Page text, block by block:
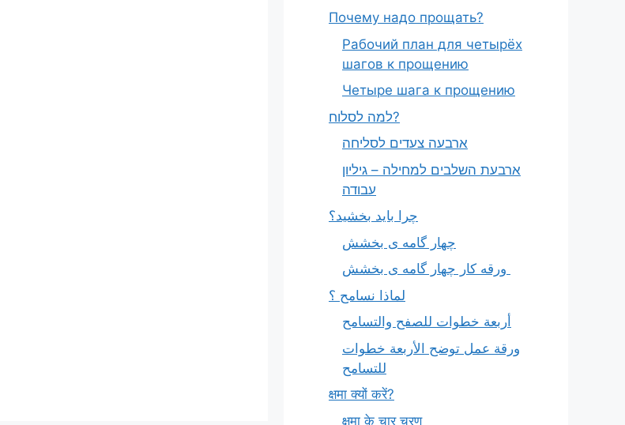
Почему надо прощать?
Рабочий план для четырёх
шагов к прощению
Четыре шага к прощению
למה לסלוח?
ארבעה צעדים לסליחה
ארבעת השלבים למחילה – גיליון
עבודה
چرا باید بخشید؟
چهار گامه ی بخشش
لماذا نسامح ؟
أربعة خطوات للصفح والتسامح
ورقة عمل توضح الأربعة خطوات
للتسامح
क्षमा क्यों करें?
क्षमा के चार चरण